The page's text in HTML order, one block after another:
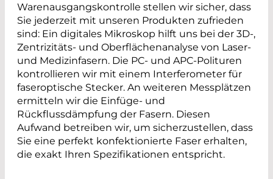
Warenausgangskontrolle stellen wir sicher, dass
Sie jederzeit mit unseren Produkten zufrieden
sind: Ein digitales Mikroskop hilft uns bei der 3D-,
Zentrizitäts- und Oberflächenanalyse von Laser-
und Medizinfasern. Die PC- und APC-Polituren
kontrollieren wir mit einem Interferometer für
faseroptische Stecker. An weiteren Messplätzen
ermitteln wir die Einfüge- und
Rückflussdämpfung der Fasern. Diesen
Aufwand betreiben wir, um sicherzustellen, dass
Sie eine perfekt konfektionierte Faser erhalten,
die exakt Ihren Spezifikationen entspricht.